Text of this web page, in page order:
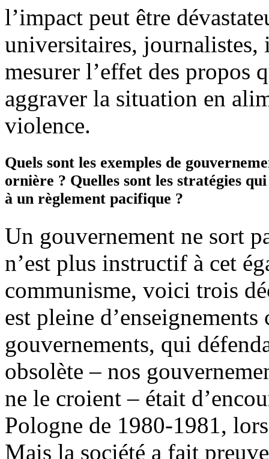
l’impact peut être
universitaires, journalistes,
mesurer l’effet des propos
aggraver la situation en
violence.
Quels sont les exemples de
ornière ? Quelles sont les stratégies
à un règlement pacifique ?
Un gouvernement ne sort
n’est plus instructif à cet
communisme, voici trois
est pleine
gouvernements, qui
obsolète – nos
ne le croient – était
Pologne de 1980-1981,
Mais la société a fait